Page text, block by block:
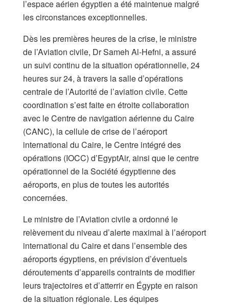
l’espace aérien égyptien a été maintenue malgré
les circonstances exceptionnelles.
Dès les premières heures de la crise, le ministre
de l’Aviation civile, Dr Sameh Al-Hefni, a assuré
un suivi continu de la situation opérationnelle, 24
heures sur 24, à travers la salle d’opérations
centrale de l’Autorité de l’aviation civile. Cette
coordination s’est faite en étroite collaboration
avec le Centre de navigation aérienne du Caire
(CANC), la cellule de crise de l’aéroport
international du Caire, le Centre intégré des
opérations (IOCC) d’EgyptAir, ainsi que le centre
opérationnel de la Société égyptienne des
aéroports, en plus de toutes les autorités
concernées.
Le ministre de l’Aviation civile a ordonné le
relèvement du niveau d’alerte maximal à l’aéroport
international du Caire et dans l’ensemble des
aéroports égyptiens, en prévision d’éventuels
déroutements d’appareils contraints de modifier
leurs trajectoires et d’atterrir en Égypte en raison
de la situation régionale. Les équipes